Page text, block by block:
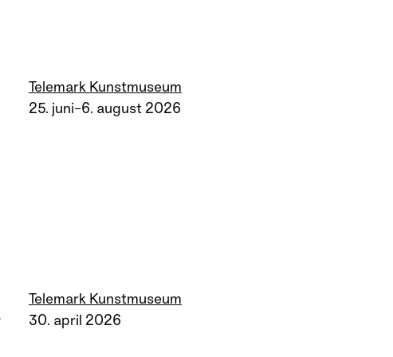
Telemark Kunstmuseum
25. juni–6. august 2026
Telemark Kunstmuseum
30. april 2026